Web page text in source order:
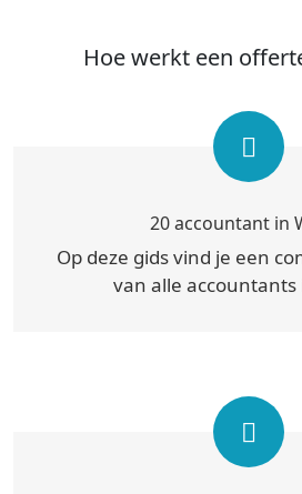
Hoe werkt een
20 accountant in
Op deze gids vind je een
van alle accountants